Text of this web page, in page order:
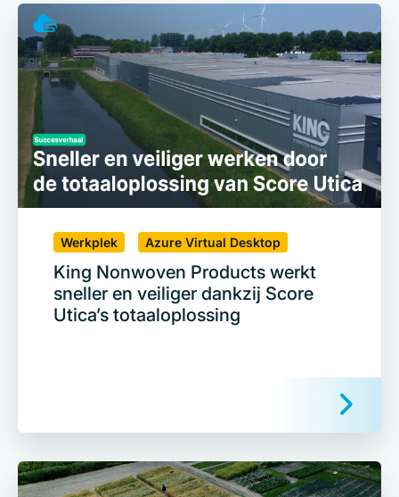
Werkplek Azure Virtual Desktop
King Nonwoven Products werkt
sneller en veiliger dankzij Score
Utica’s totaaloplossing